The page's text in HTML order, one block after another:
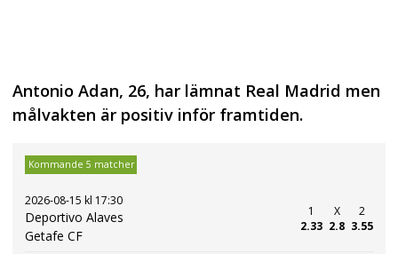
Antonio Adan, 26, har lämnat Real Madrid men
målvakten är positiv inför framtiden.
Kommande 5 matcher
2026-08-15 kl 17:30
Deportivo Alaves
Getafe CF
1
2.33
X
2.8
2
3.55